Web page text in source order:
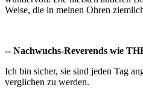
Weise, die in meinen Ohren
-- Nachwuchs-Reverends wie
Ich bin sicher, sie sind jeden Tag
verglichen zu werden.